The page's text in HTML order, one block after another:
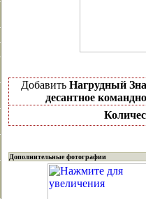
Добавить Нагрудный
десантное
Дополнительные фотографии